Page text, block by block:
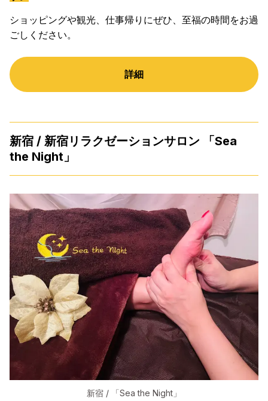
ショッピングや観光、仕事帰りにぜひ、至福の時間をお過
ごしください。
詳細
新宿 / 新宿リラクゼーションサロン 「Sea
the Night」
新宿 / 「Sea the Night」